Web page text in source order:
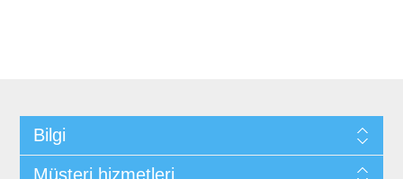
Bilgi
Müşteri hizmetleri